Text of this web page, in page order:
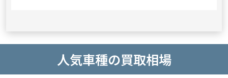
人気車種の買取相場